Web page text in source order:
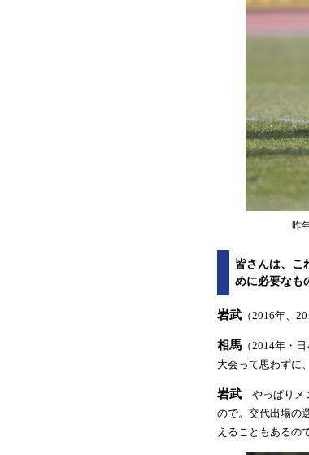
昨
皆さんは、こ
めに必要なも
岩武 （2016年、
相馬 （2014年・
大会って思わずに
岩武 やっぱりメ
ので。交代出場の
えることもあるの